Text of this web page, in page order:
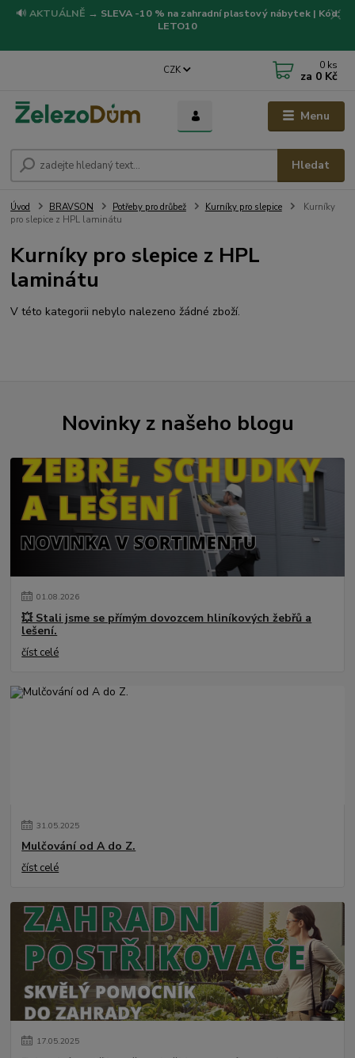
🔊 AKTUÁLNĚ → SLEVA -10 % na zahradní plastový nábytek | Kód:
LETO10
Menu
CZK
Hledat
0 ks
za 0 Kč
Úvod BRAVSON Potřeby pro drůbež Kurníky pro slepice
Kurníky
pro slepice z HPL laminátu
Kurníky pro slepice z HPL
laminátu
V této kategorii nebylo nalezeno žádné zboží.
Novinky z našeho blogu
01.08.2026
💥 Stali jsme se přímým dovozcem hliníkových žebřů a
lešení.
číst celé
31.05.2025
Mulčování od A do Z.
číst celé
17.05.2025